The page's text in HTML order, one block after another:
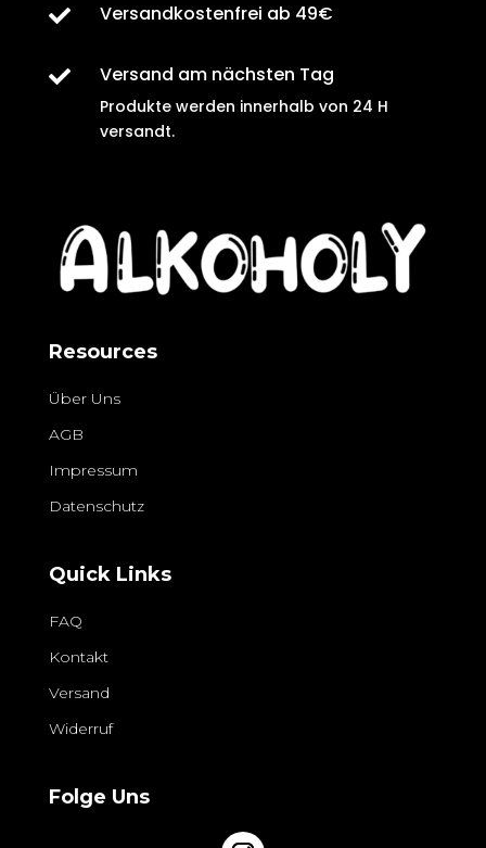
 Versandkostenfrei ab 49€
 Versand am nächsten Tag
Produkte werden innerhalb von 24 H
versandt.
Resources
Über Uns
AGB
Impressum
Datenschutz
Quick Links
FAQ
Kontakt
Versand
Widerruf
Folge Uns